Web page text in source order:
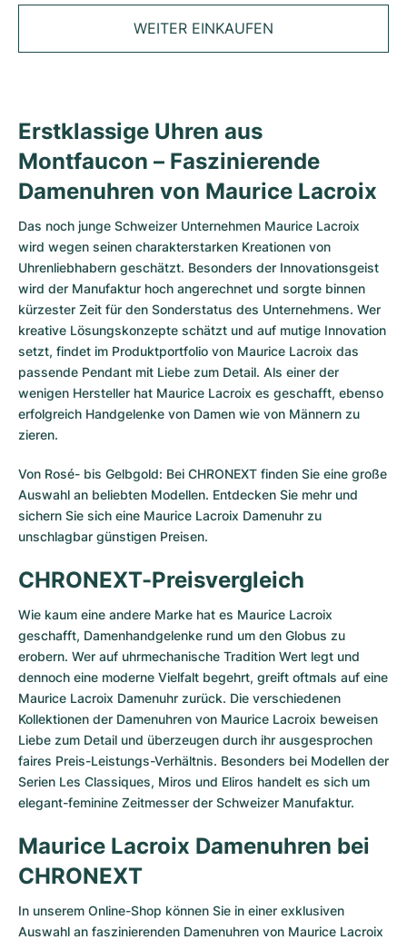
Cellini
Cosmograph Daytona
Datejust
Day-Date
Explorer
Explorer II
GMT-Master
Lady-Datejust
Milgauss
Oyster Perpetual
Yacht-Master
Sky-Dweller
Seamaster
Planet Ocean
De Ville
Speedmaster
Gebraucht
Damenuhren
Nautilus
Aquanaut
Calatrava
Twenty 4
Gondolo
Golden Ellipse
Gebraucht
Damenuhren
Royal Oak Offshore
Millenary
Santos
Clé
Tank
Panthère
Calibre
Drive
Ronde
Rotonde
Crash
Baignoire
Roadster
Gebraucht
Superocean
Chronomat
Premier
Avenger
Colt
Professional
Bentley
Transocean
Super Avenger
Montbrillant
Gebraucht
Top-Modelle
Black Bay
Pelagos
Gebraucht
Damenuhren
Heritage
Alle TAG Heuer Modelle
Top-Modelle
Aquaracer
Carrera
Monaco
Link
Formula 1
Grand Carrera
Gebraucht
Alle IWC Modelle
Top-Modelle
Big Pilot
Pilot's Watch
Ingenieur
Portofino
Portugieser
Da Vinci
GST
Gebraucht
Hublot
Alle Hublot Modelle
Top-Modelle
Big Bang
Classic Fusion
Spirit of Big Bang
King Power
Gebraucht
KATEGORIEN
Vintage-Uhren
Gebrauchte Uhren
Herrenuhren
Damenuhren
WEITER EINKAUFEN
Erstklassige Uhren aus
Montfaucon – Faszinierende
Damenuhren von Maurice Lacroix
Das noch junge Schweizer Unternehmen Maurice Lacroix
wird wegen seinen charakterstarken Kreationen von
Uhrenliebhabern geschätzt. Besonders der Innovationsgeist
wird der Manufaktur hoch angerechnet und sorgte binnen
kürzester Zeit für den Sonderstatus des Unternehmens. Wer
kreative Lösungskonzepte schätzt und auf mutige Innovation
setzt, findet im Produktportfolio von Maurice Lacroix das
passende Pendant mit Liebe zum Detail. Als einer der
wenigen Hersteller hat Maurice Lacroix es geschafft, ebenso
erfolgreich Handgelenke von Damen wie von Männern zu
zieren.
Von Rosé- bis Gelbgold: Bei CHRONEXT finden Sie eine große
Auswahl an beliebten Modellen. Entdecken Sie mehr und
sichern Sie sich eine Maurice Lacroix Damenuhr zu
unschlagbar günstigen Preisen.
CHRONEXT-Preisvergleich
Wie kaum eine andere Marke hat es Maurice Lacroix
geschafft, Damenhandgelenke rund um den Globus zu
erobern. Wer auf uhrmechanische Tradition Wert legt und
dennoch eine moderne Vielfalt begehrt, greift oftmals auf eine
Maurice Lacroix Damenuhr zurück. Die verschiedenen
Kollektionen der Damenuhren von Maurice Lacroix beweisen
Liebe zum Detail und überzeugen durch ihr ausgesprochen
faires Preis-Leistungs-Verhältnis. Besonders bei Modellen der
Serien Les Classiques, Miros und Eliros handelt es sich um
elegant-feminine Zeitmesser der Schweizer Manufaktur.
Maurice Lacroix Damenuhren bei
CHRONEXT
In unserem Online-Shop können Sie in einer exklusiven
Auswahl an faszinierenden Damenuhren von Maurice Lacroix